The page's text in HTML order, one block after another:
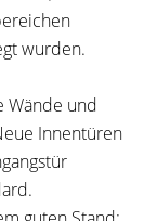
wurden.
Wände und
Innentüren